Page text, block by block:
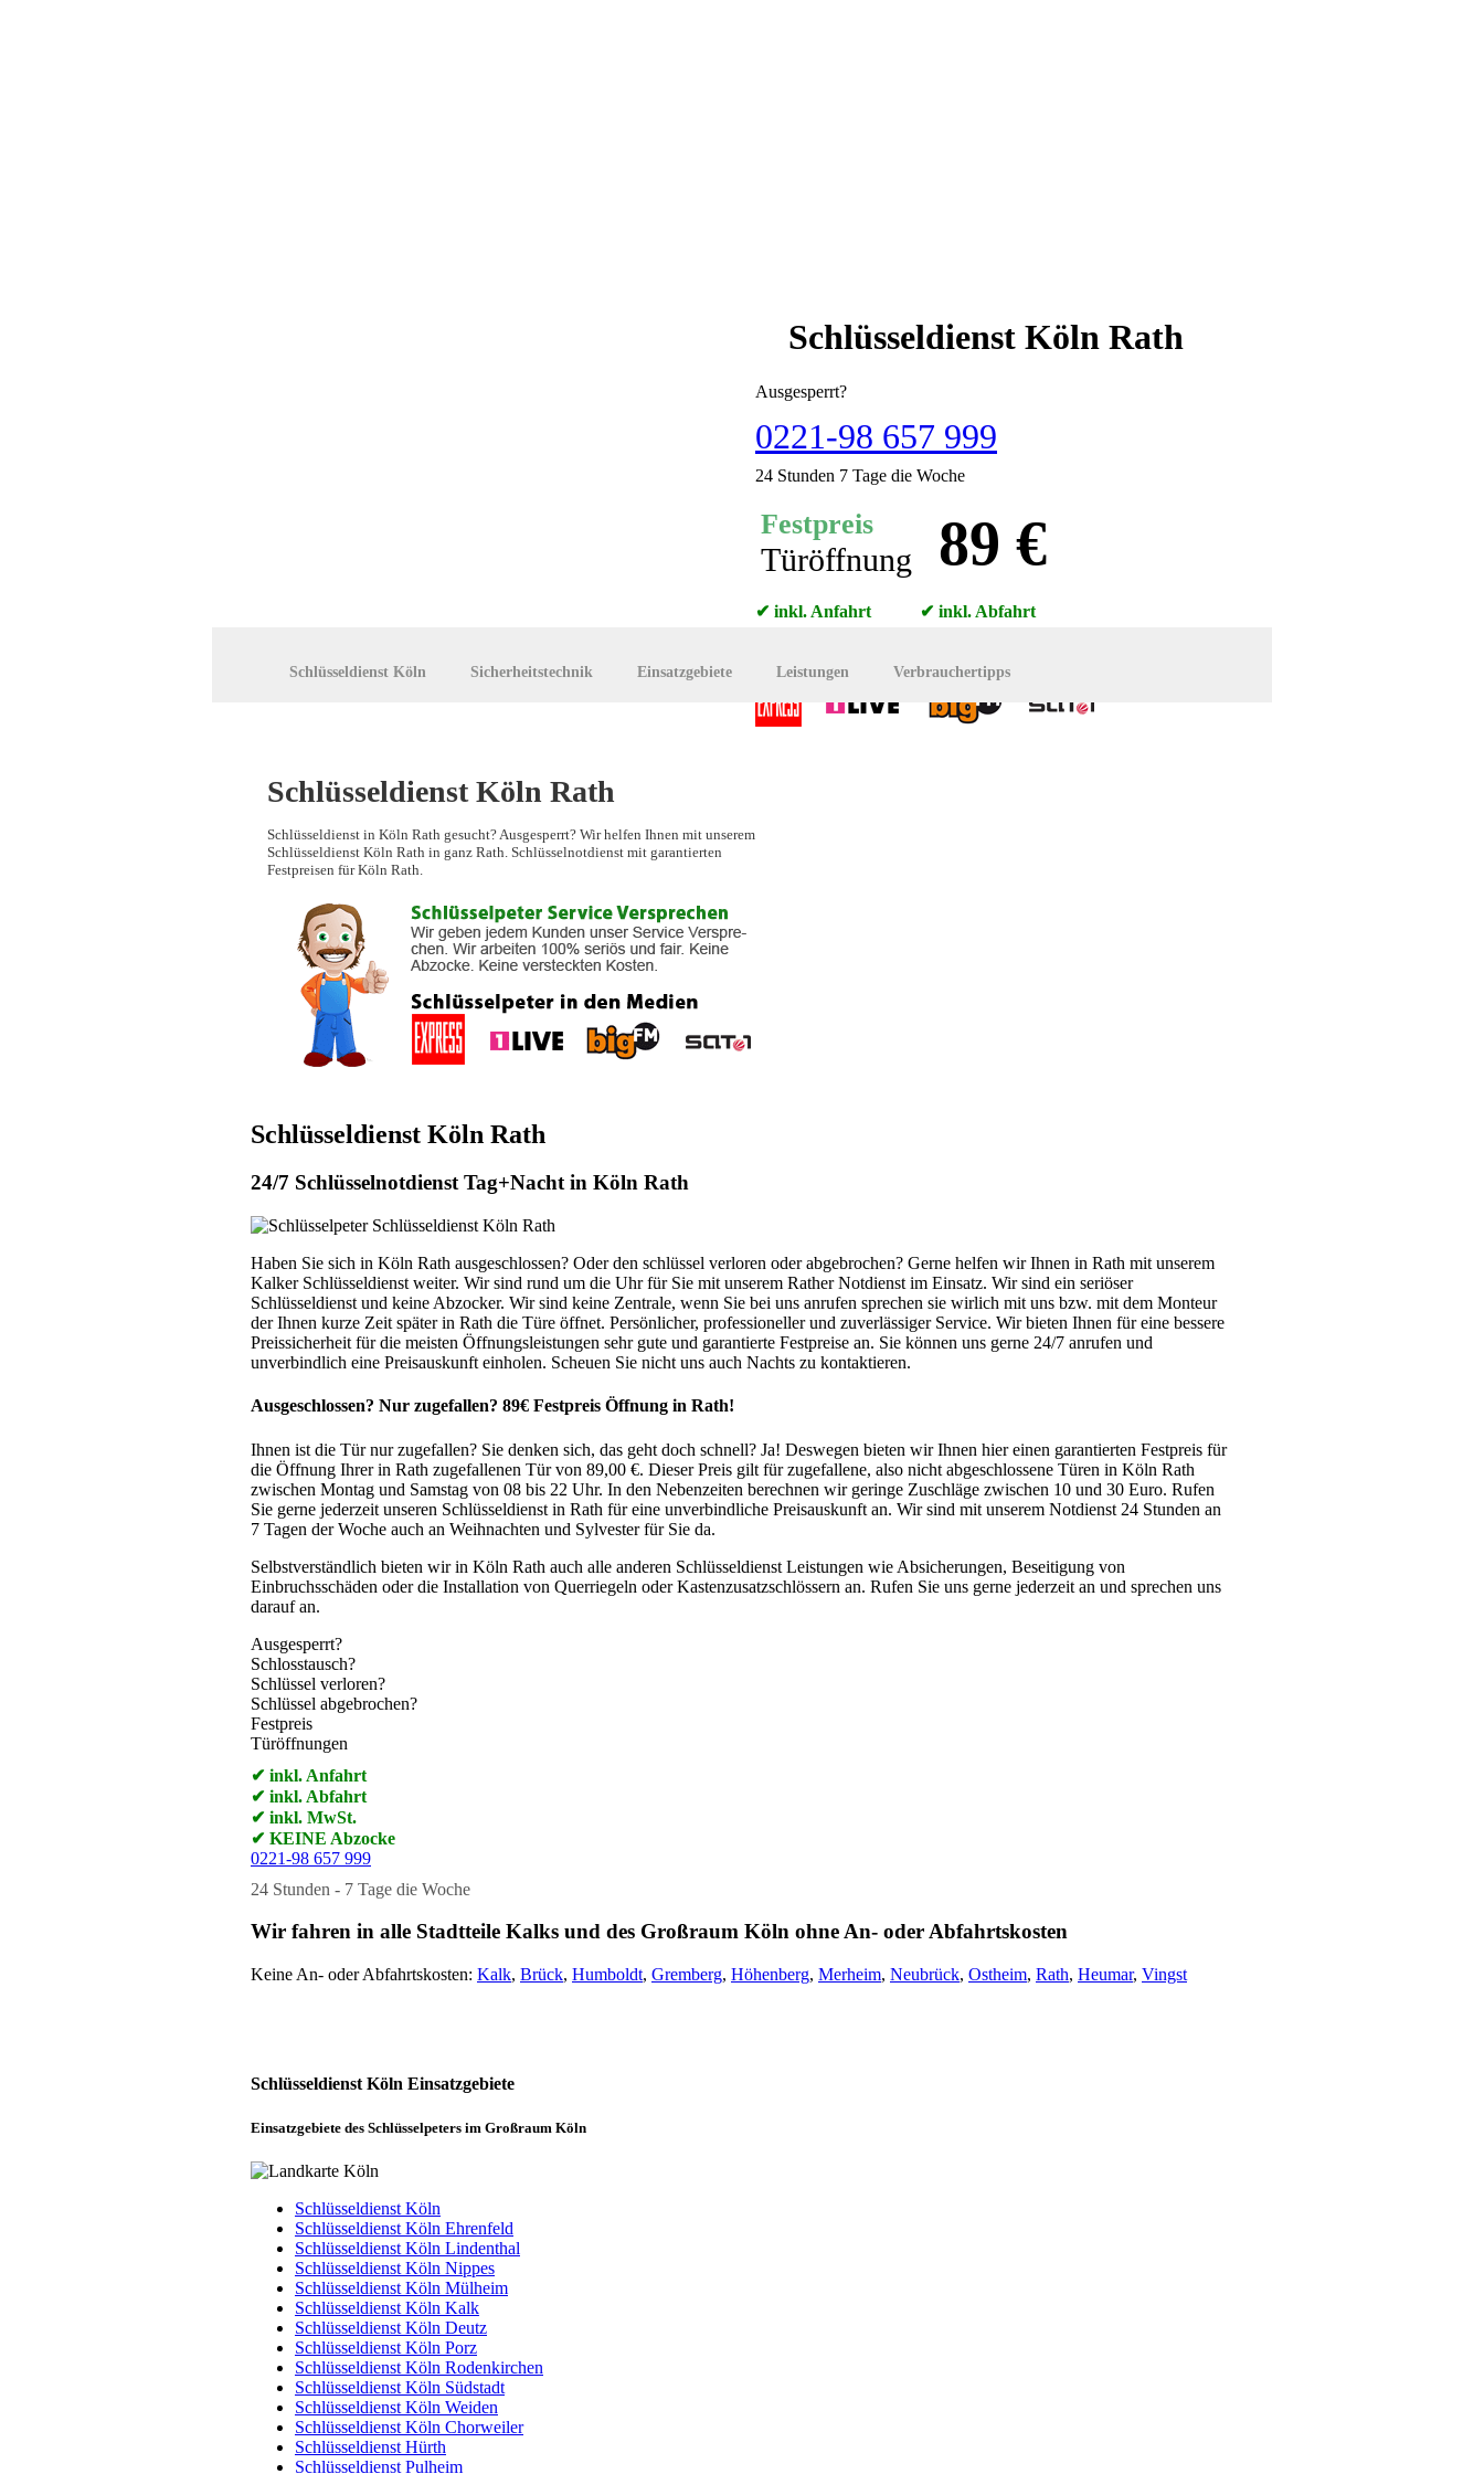
Schlüsseldienst Köln Rath
Ausgesperrt?
0221-98 657 999
24 Stunden 7 Tage die Woche
Festpreis
Türöffnung 89 €
✔ inkl. Anfahrt ✔ inkl. Abfahrt
Schlüsseldienst Köln Rath
Schlüsseldienst in Köln Rath gesucht? Ausgesperrt? Wir helfen Ihnen mit unserem
Schlüsseldienst Köln Rath in ganz Rath. Schlüsselnotdienst mit garantierten
Festpreisen für Köln Rath.
Schlüsseldienst Köln Sicherheitstechnik Einsatzgebiete Leistungen Verbrauchertipps
Schlüsseldienst Köln Rath
24/7 Schlüsselnotdienst Tag+Nacht in Köln Rath
Haben Sie sich in Köln Rath ausgeschlossen? Oder den schlüssel verloren oder abgebrochen? Gerne helfen wir Ihnen in Rath mit unserem
Kalker Schlüsseldienst weiter. Wir sind rund um die Uhr für Sie mit unserem Rather Notdienst im Einsatz. Wir sind ein seriöser
Schlüsseldienst und keine Abzocker. Wir sind keine Zentrale, wenn Sie bei uns anrufen sprechen sie wirlich mit uns bzw. mit dem Monteur
der Ihnen kurze Zeit später in Rath die Türe öffnet. Persönlicher, professioneller und zuverlässiger Service. Wir bieten Ihnen für eine bessere
Preissicherheit für die meisten Öffnungsleistungen sehr gute und garantierte Festpreise an. Sie können uns gerne 24/7 anrufen und
unverbindlich eine Preisauskunft einholen. Scheuen Sie nicht uns auch Nachts zu kontaktieren.
Ausgeschlossen? Nur zugefallen? 89€ Festpreis Öffnung in Rath!
Ihnen ist die Tür nur zugefallen? Sie denken sich, das geht doch schnell? Ja! Deswegen bieten wir Ihnen hier einen garantierten Festpreis für
die Öffnung Ihrer in Rath zugefallenen Tür von 89,00 €. Dieser Preis gilt für zugefallene, also nicht abgeschlossene Türen in Köln Rath
zwischen Montag und Samstag von 08 bis 22 Uhr. In den Nebenzeiten berechnen wir geringe Zuschläge zwischen 10 und 30 Euro. Rufen
Sie gerne jederzeit unseren Schlüsseldienst in Rath für eine unverbindliche Preisauskunft an. Wir sind mit unserem Notdienst 24 Stunden an
7 Tagen der Woche auch an Weihnachten und Sylvester für Sie da.
Selbstverständlich bieten wir in Köln Rath auch alle anderen Schlüsseldienst Leistungen wie Absicherungen, Beseitigung von
Einbruchsschäden oder die Installation von Querriegeln oder Kastenzusatzschlössern an. Rufen Sie uns gerne jederzeit an und sprechen uns
darauf an.
Ausgesperrt?
Schlosstausch?
Schlüssel verloren?
Schlüssel abgebrochen?
Festpreis
Türöffnungen
✔ inkl. Anfahrt
✔ inkl. Abfahrt
✔ inkl. MwSt.
✔ KEINE Abzocke
0221-98 657 999
24 Stunden - 7 Tage die Woche
Wir fahren in alle Stadtteile Kalks und des Großraum Köln ohne An- oder Abfahrtskosten
Keine An- oder Abfahrtskosten: Kalk, Brück, Humboldt, Gremberg, Höhenberg, Merheim, Neubrück, Ostheim, Rath, Heumar, Vingst
Schlüsseldienst Köln Einsatzgebiete
Einsatzgebiete des Schlüsselpeters im Großraum Köln
Schlüsseldienst Köln
Schlüsseldienst Köln Ehrenfeld
Schlüsseldienst Köln Lindenthal
Schlüsseldienst Köln Nippes
Schlüsseldienst Köln Mülheim
Schlüsseldienst Köln Kalk
Schlüsseldienst Köln Deutz
Schlüsseldienst Köln Porz
Schlüsseldienst Köln Rodenkirchen
Schlüsseldienst Köln Südstadt
Schlüsseldienst Köln Weiden
Schlüsseldienst Köln Chorweiler
Schlüsseldienst Hürth
Schlüsseldienst Pulheim